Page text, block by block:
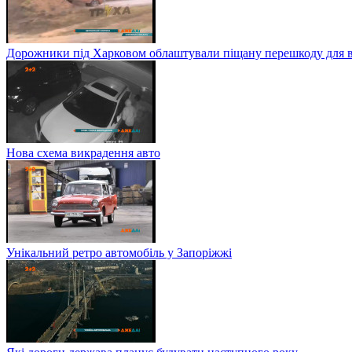
Дорожники під Харковом облаштували піщану перешкоду для
Нова схема викрадення авто
Унікальний ретро автомобіль у Запоріжжі